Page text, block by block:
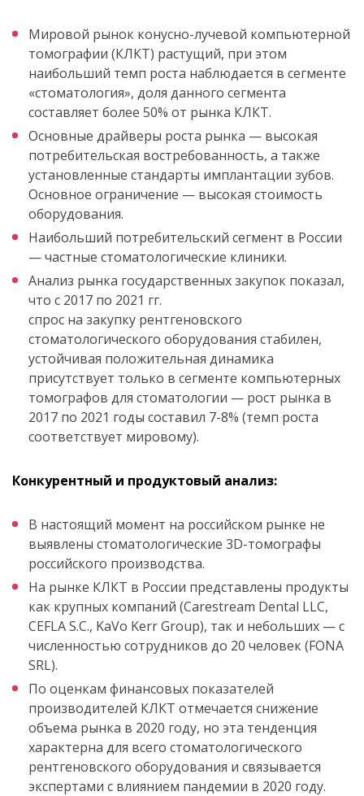
Мировой рынок конусно-лучевой компьютерной
томографии (КЛКТ) растущий, при этом
наибольший темп роста наблюдается в сегменте
«стоматология», доля данного сегмента
составляет более 50% от рынка КЛКТ.
Основные драйверы роста рынка — высокая
потребительская востребованность, а также
установленные стандарты имплантации зубов.
Основное ограничение — высокая стоимость
оборудования.
Наибольший потребительский сегмент в России
— частные стоматологические клиники.
Анализ рынка государственных закупок показал,
что с 2017 по 2021 гг.
спрос на закупку рентгеновского
стоматологического оборудования стабилен,
устойчивая положительная динамика
присутствует только в сегменте компьютерных
томографов для стоматологии — рост рынка в
2017 по 2021 годы составил 7-8% (темп роста
соответствует мировому).
Конкурентный и продуктовый анализ:
В настоящий момент на российском рынке не
выявлены стоматологические 3D-томографы
российского производства.
На рынке КЛКТ в России представлены продукты
как крупных компаний (Carestream Dental LLC,
CEFLA S.C., KaVo Kerr Group), так и небольших — с
численностью сотрудников до 20 человек (FONA
SRL).
По оценкам финансовых показателей
производителей КЛКТ отмечается снижение
объема рынка в 2020 году, но эта тенденция
характерна для всего стоматологического
рентгеновского оборудования и связывается
экспертами с влиянием пандемии в 2020 году.